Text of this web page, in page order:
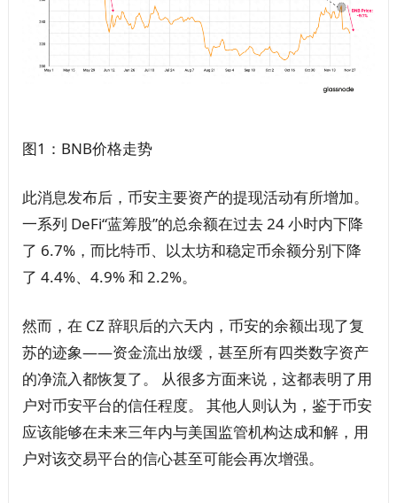
图1：BNB价格走势
此消息发布后，币安主要资产的提现活动有所增加。
一系列 DeFi“蓝筹股”的总余额在过去 24 小时内下降
了 6.7%，而比特币、以太坊和稳定币余额分别下降
了 4.4%、4.9% 和 2.2%。
然而，在 CZ 辞职后的六天内，币安的余额出现了复
苏的迹象——资金流出放缓，甚至所有四类数字资产
的净流入都恢复了。 从很多方面来说，这都表明了用
户对币安平台的信任程度。 其他人则认为，鉴于币安
应该能够在未来三年内与美国监管机构达成和解，用
户对该交易平台的信心甚至可能会再次增强。